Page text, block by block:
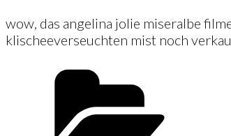
wow, das angelina jolie miseralbe
klischeeverseuchten mist noch